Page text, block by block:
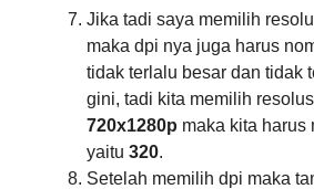
Jika tadi saya memilih
maka dpi nya juga harus
tidak terlalu besar dan tidak
gini, tadi kita memilih
720x1280p maka kita harus
yaitu 320.
Setelah memilih dpi maka